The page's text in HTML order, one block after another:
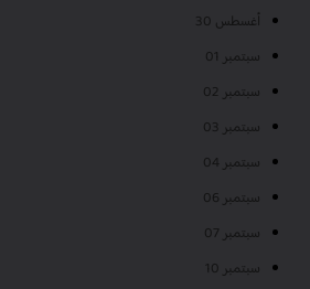
أغسطس 30
سبتمبر 01
سبتمبر 02
سبتمبر 03
سبتمبر 04
سبتمبر 06
سبتمبر 07
سبتمبر 10